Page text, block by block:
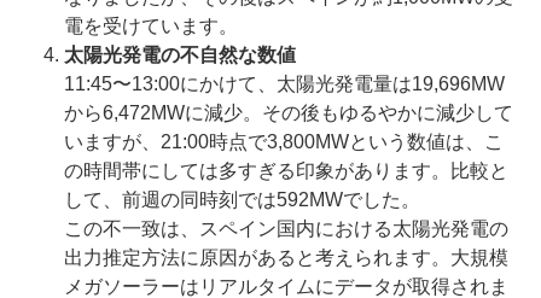
電を受けています。
太陽光発電の不自然な数値
11:45〜13:00にかけて、太陽光発電量は19,696MW
から6,472MWに減少。その後もゆるやかに減少して
いますが、21:00時点で3,800MWという数値は、こ
の時間帯にしては多すぎる印象があります。比較と
して、前週の同時刻では592MWでした。
この不一致は、スペイン国内における太陽光発電の
出力推定方法に原因があると考えられます。大規模
メガソーラーはリアルタイムにデータが取得されま